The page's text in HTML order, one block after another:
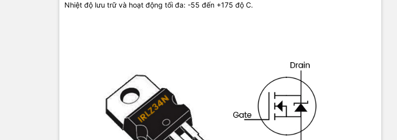
Nhiệt độ lưu trữ và hoạt động tối đa: -55 đến +175 độ C.